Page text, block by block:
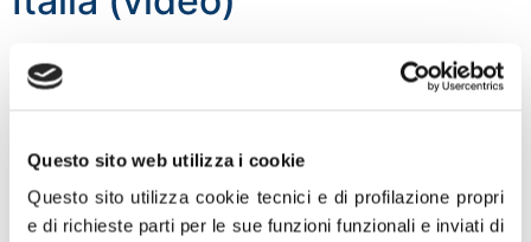
Questo sito web utilizza i cookie
Questo sito utilizza cookie tecnici e di profilazione propri
e di richieste parti per le sue funzioni funzionali e inviati di
«Il Vicepresidente della Camera Fabio Rampelli rimuove
la bandiera europea dal suo ufficio, così come tanti
quest’Europa che abbandona l’Italia nel momento di
maggiore bisogno. E la fotografia di un sentimento
diffuso in Italia, di gente che chiede all’Europa […]